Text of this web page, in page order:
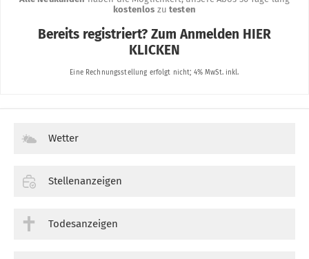
Wetter
Stellenanzeigen
Todesanzeigen